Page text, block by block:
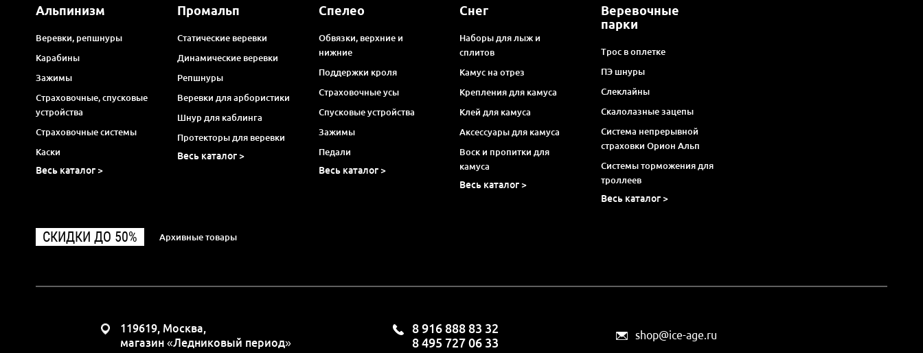
Альпинизм
Веревки, репшнуры
Карабины
Зажимы
Страховочные, спусковые
устройства
Страховочные системы
Каски
Весь каталог >
Промальп
Статические веревки
Динамические веревки
Репшнуры
Веревки для арбористики
Шнур для каблинга
Протекторы для веревки
Весь каталог >
Спелео
Обвязки, верхние и
нижние
Поддержки кроля
Страховочные усы
Спусковые устройства
Зажимы
Педали
Весь каталог >
Снег
Наборы для лыж и
сплитов
Камус на отрез
Крепления для камуса
Клей для камуса
Аксессуары для камуса
Воск и пропитки для
камуса
Весь каталог >
Веревочные
парки
Трос в оплетке
ПЭ шнуры
Слеклайны
Скалолазные зацепы
Система непрерывной
страховки Орион Альп
Системы торможения для
троллеев
Весь каталог >
СКИДКИ ДО 50% Архивные товары
119619, Москва,
магазин «Ледниковый период»
8 916 888 83 32
8 495 727 06 33
shop@ice-age.ru